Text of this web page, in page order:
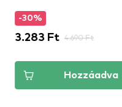
-30%
3.283 Ft 4.690 Ft
Hozzáadva